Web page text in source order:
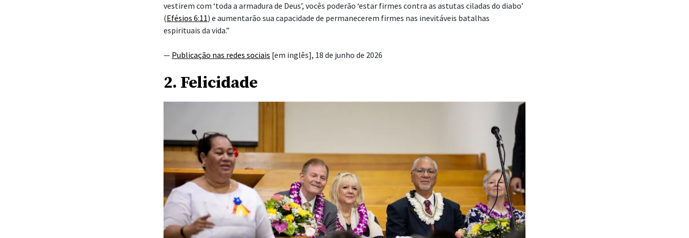
vestirem com ‘toda a armadura de Deus’, vocês poderão ‘estar firmes contra as astutas ciladas do diabo’
(Efésios 6:11) e aumentarão sua capacidade de permanecerem firmes nas inevitáveis batalhas
espirituais da vida.”
— Publicação nas redes sociais [em inglês], 18 de junho de 2026
2. Felicidade